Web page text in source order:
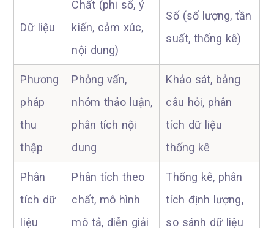
Dữ liệu
Chất (phi số, ý
kiến, cảm xúc,
nội dung)
Số (số lượng, tần
suất, thống kê)
Phương
pháp
thu
thập
Phỏng vấn,
nhóm thảo luận,
phân tích nội
dung
Khảo sát, bảng
câu hỏi, phân
tích dữ liệu
thống kê
Phân
tích dữ
liệu
Phân tích theo
chất, mô hình
mô tả, diễn giải
Thống kê, phân
tích định lượng,
so sánh dữ liệu